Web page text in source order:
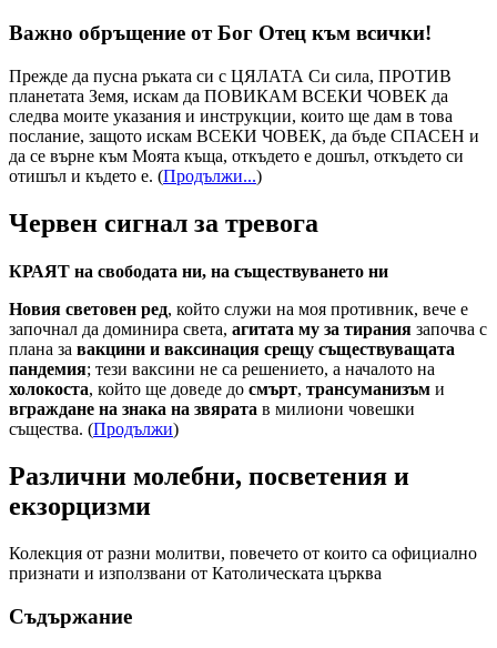
Важно обръщение от Бог Отец към всички!
Прежде да пусна ръката си с ЦЯЛАТА Си сила, ПРОТИВ
планетата Земя, искам да ПОВИКАМ ВСЕКИ ЧОВЕК да
следва моите указания и инструкции, които ще дам в това
послание, защото искам ВСЕКИ ЧОВЕК, да бъде СПАСЕН и
да се върне към Моята къща, откъдето е дошъл, откъдето си
отишъл и където е. (Продължи...)
Червен сигнал за тревога
КРАЯТ на свободата ни, на съществуването ни
Новия световен ред, който служи на моя противник, вече е
започнал да доминира света, агитата му за тирания започва с
плана за вакцини и ваксинация срещу съществуващата
пандемия; тези ваксини не са решението, а началото на
холокоста, който ще доведе до смърт, трансуманизъм и
вграждане на знака на звярата в милиони човешки
същества. (Продължи)
Различни молебни, посветения и
екзорцизми
Колекция от разни молитви, повечето от които са официално
признати и използвани от Католическата църква
Съдържание